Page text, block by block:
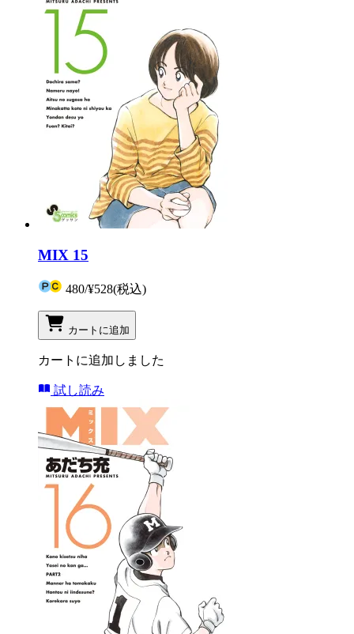
MIX 15
480/¥528(税込)
カートに追加
カートに追加しました
試し読み